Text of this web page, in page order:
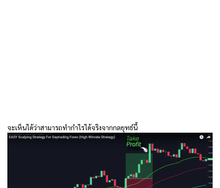
จะเห็นได้ว่าสามารถทำกำไรได้จริงจากกลยุทธ์นี้